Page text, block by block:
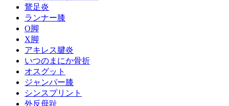
鵞足炎
ランナー膝
O脚
X脚
アキレス腱炎
いつのまにか骨折
オスグット
ジャンパー膝
シンスプリント
外反母趾